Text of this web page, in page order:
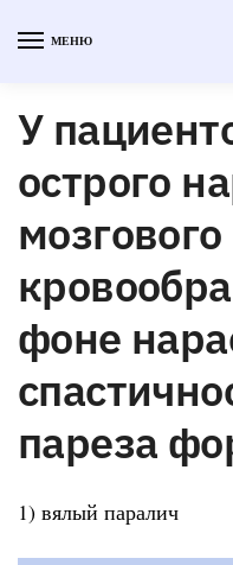
МЕНЮ
У
острого
мозгового
фоне
пареза
1) вялый паралич